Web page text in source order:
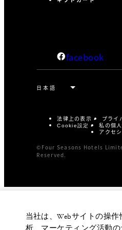
facebook
法律上の表示 プライ
Cookie設定
私の個
アクセ
©Four Seasons Hotels
Reserved.
当社は、Webサイトの操